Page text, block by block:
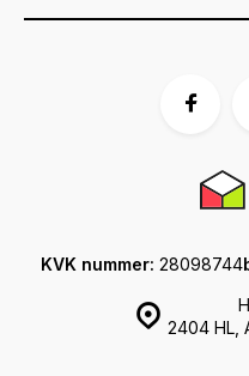
2404 HL,
KVK nummer: 28098744